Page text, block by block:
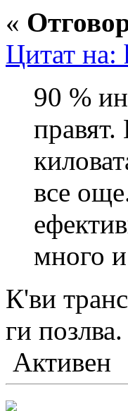
«
Цитат
90 %
все
много и
К'ви
ги позлва.
Активен